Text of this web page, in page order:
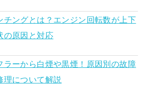
チングとは？エンジン回転数が上下
の原因と対応
ラーから白煙や黒煙！原因別の故障
理について解説